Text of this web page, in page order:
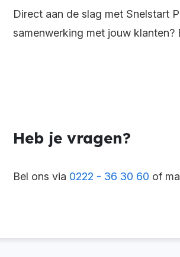
Direct aan de slag met Snelstart
samenwerking met jouw klanten?
Heb je vragen?
Bel ons via 0222 - 36 30 60 of